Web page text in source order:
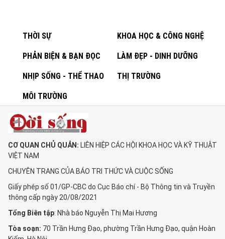
THỜI SỰ KHOA HỌC & CÔNG NGHỆ
PHẢN BIỆN & BẠN ĐỌC LÀM ĐẸP - DINH DƯỠNG
NHỊP SỐNG - THỂ THAO THỊ TRƯỜNG
MÔI TRƯỜNG
CƠ QUAN CHỦ QUẢN: LIÊN HIỆP CÁC HỘI KHOA HỌC VÀ KỸ THUẬT
VIỆT NAM
CHUYÊN TRANG CỦA BÁO TRI THỨC VÀ CUỘC SỐNG
Giấy phép số 01/GP-CBC do Cục Báo chí - Bộ Thông tin và Truyền
thông cấp ngày 20/08/2021
Tổng Biên tập: Nhà báo Nguyễn Thị Mai Hương
Tòa soạn: 70 Trần Hưng Đạo, phường Trần Hưng Đạo, quận Hoàn